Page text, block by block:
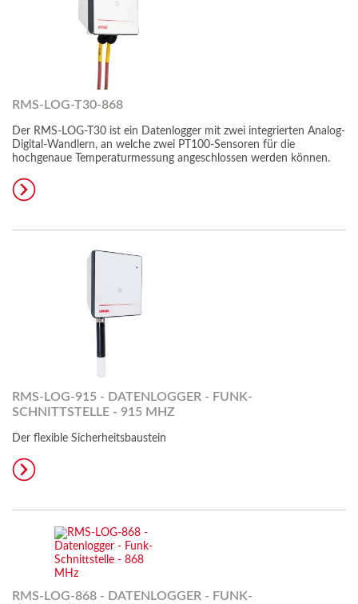
RMS-LOG-T30-868
Der RMS-LOG-T30 ist ein Datenlogger mit zwei integrierten Analog-
Digital-Wandlern, an welche zwei PT100-Sensoren für die
hochgenaue Temperaturmessung angeschlossen werden können.
RMS-LOG-915 - DATENLOGGER - FUNK-
SCHNITTSTELLE - 915 MHZ
Der flexible Sicherheitsbaustein
RMS-LOG-868 - DATENLOGGER - FUNK-